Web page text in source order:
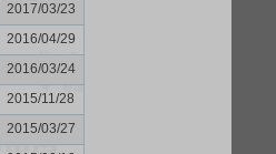
2017/03/23
2016/04/29
2016/03/24
2015/11/28
2015/03/27